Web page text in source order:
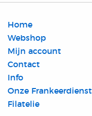
Home
Webshop
Mijn account
Contact
Info
Onze Frankeerdienst
Filatelie